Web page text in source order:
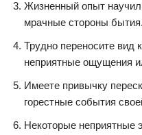
Жизненный опыт
мрачные стороны бытия.
Трудно переносите вид
неприятные ощущения
Имеете привычку
горестные события
Некоторые неприятные